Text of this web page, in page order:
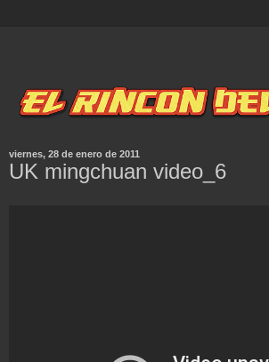
viernes, 28 de enero de 2011
UK mingchuan video_6